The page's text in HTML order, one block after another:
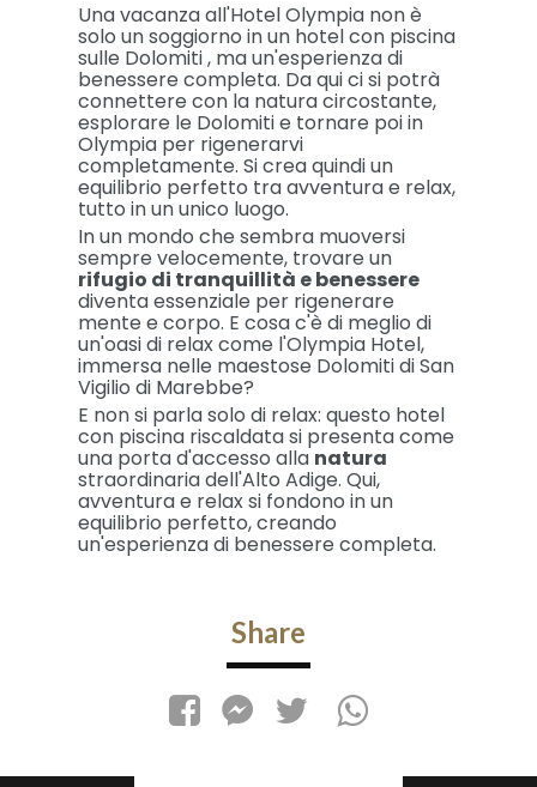
Una vacanza all'Hotel Olympia non è
solo un soggiorno in un hotel con piscina
sulle Dolomiti , ma un'esperienza di
benessere completa. Da qui ci si potrà
connettere con la natura circostante,
esplorare le Dolomiti e tornare poi in
Olympia per rigenerarvi
completamente. Si crea quindi un
equilibrio perfetto tra avventura e relax,
tutto in un unico luogo.
In un mondo che sembra muoversi
sempre velocemente, trovare un
rifugio di tranquillità e benessere
diventa essenziale per rigenerare
mente e corpo. E cosa c'è di meglio di
un'oasi di relax come l'Olympia Hotel,
immersa nelle maestose Dolomiti di San
Vigilio di Marebbe?
E non si parla solo di relax: questo hotel
con piscina riscaldata si presenta come
una porta d'accesso alla natura
straordinaria dell'Alto Adige. Qui,
avventura e relax si fondono in un
equilibrio perfetto, creando
un'esperienza di benessere completa.
Share